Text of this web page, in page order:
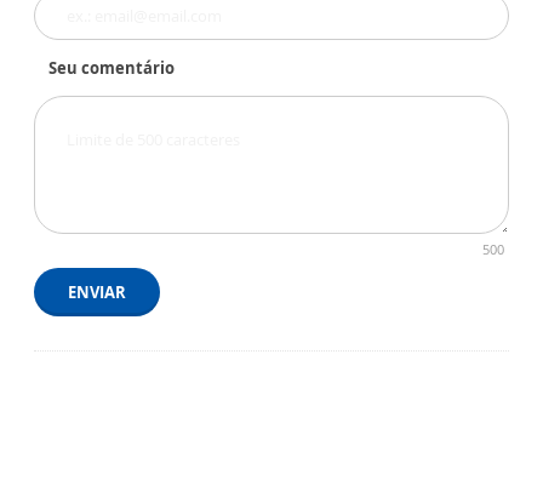
Seu comentário
500
ENVIAR